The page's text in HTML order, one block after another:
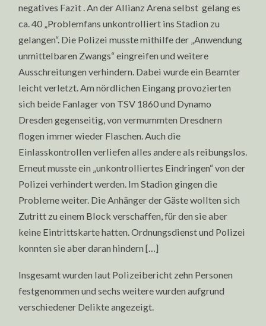
negatives Fazit . An der Allianz Arena selbst gelang es
ca. 40 „Problemfans unkontrolliert ins Stadion zu
gelangen“. Die Polizei musste mithilfe der „Anwendung
unmittelbaren Zwangs“ eingreifen und weitere
Ausschreitungen verhindern. Dabei wurde ein Beamter
leicht verletzt. Am nördlichen Eingang provozierten
sich beide Fanlager von TSV 1860 und Dynamo
Dresden gegenseitig, von vermummten Dresdnern
flogen immer wieder Flaschen. Auch die
Einlasskontrollen verliefen alles andere als reibungslos.
Erneut musste ein „unkontrolliertes Eindringen“ von der
Polizei verhindert werden. Im Stadion gingen die
Probleme weiter. Die Anhänger der Gäste wollten sich
Zutritt zu einem Block verschaffen, für den sie aber
keine Eintrittskarte hatten. Ordnungsdienst und Polizei
konnten sie aber daran hindern […]
Insgesamt wurden laut Polizeibericht zehn Personen
festgenommen und sechs weitere wurden aufgrund
verschiedener Delikte angezeigt.